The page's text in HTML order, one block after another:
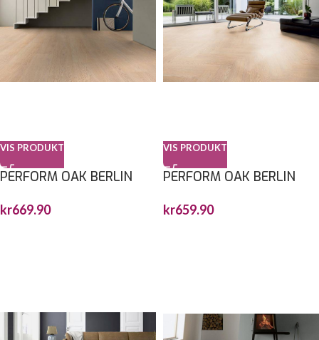
VIS PRODUKT
PERFORM OAK BERLIN
kr669.90
VIS PRODUKT
PERFORM OAK BERLIN
kr659.90